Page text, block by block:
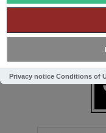
Privacy notice Conditions of